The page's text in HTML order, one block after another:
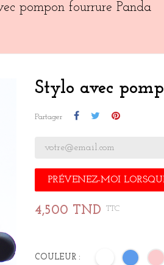
pompon fourrure Panda
Stylo avec
Partager
PRÉVENEZ-MOI
4,500 TND TTC
COULEUR :